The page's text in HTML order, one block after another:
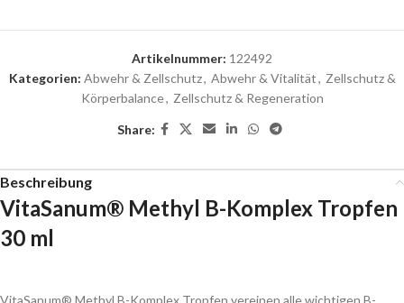
Artikelnummer: 122492
Kategorien: Abwehr & Zellschutz, Abwehr & Vitalität, Zellschutz &
Körperbalance, Zellschutz & Regeneration
Share:
Beschreibung
VitaSanum® Methyl B-Komplex Tropfen
30 ml